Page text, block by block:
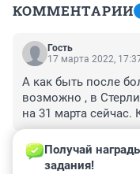
КОММЕНТАРИИ
Гость
17 марта 2022,
А как быть после
возможно , в
на 31 марта сейчас.
хотя бы к
терапевта . Почему
только теперь
Гость
Получай
задания!